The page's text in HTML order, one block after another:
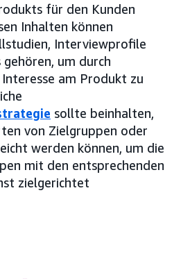
für den Kunden
Inhalten können
Interviewprofile
um durch
Interesse am Produkt zu
sollte beinhalten,
von Zielgruppen oder
werden können, um die
mit den entsprechenden
zielgerichtet